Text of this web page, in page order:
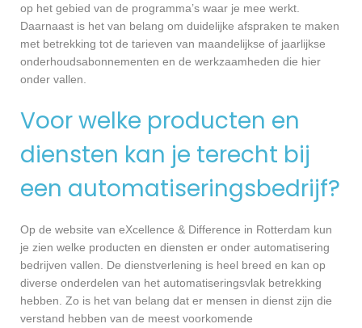
op het gebied van de programma’s waar je mee werkt.
Daarnaast is het van belang om duidelijke afspraken te maken
met betrekking tot de tarieven van maandelijkse of jaarlijkse
onderhoudsabonnementen en de werkzaamheden die hier
onder vallen.
Voor welke producten en
diensten kan je terecht bij
een automatiseringsbedrijf?
Op de website van eXcellence & Difference in Rotterdam kun
je zien welke producten en diensten er onder automatisering
bedrijven vallen. De dienstverlening is heel breed en kan op
diverse onderdelen van het automatiseringsvlak betrekking
hebben. Zo is het van belang dat er mensen in dienst zijn die
verstand hebben van de meest voorkomende